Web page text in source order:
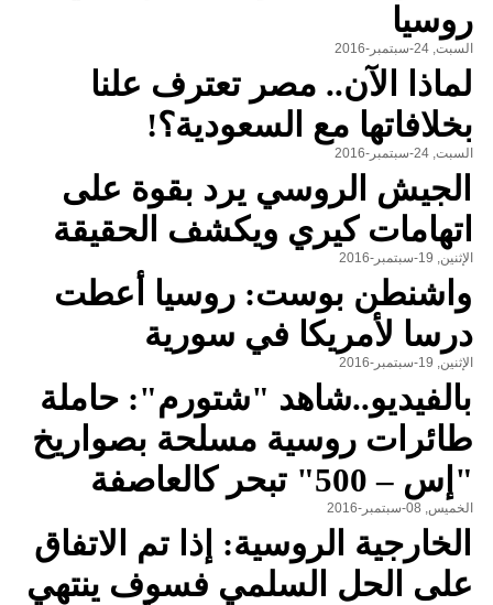
روسيا
السبت, 24-سبتمبر-2016
لماذا الآن.. مصر تعترف علنا
بخلافاتها مع السعودية؟!
السبت, 24-سبتمبر-2016
الجيش الروسي يرد بقوة على
اتهامات كيري ويكشف الحقيقة
الإثنين, 19-سبتمبر-2016
واشنطن بوست: روسيا أعطت
درسا لأمريكا في سورية
الإثنين, 19-سبتمبر-2016
بالفيديو..شاهد "شتورم": حاملة
طائرات روسية مسلحة بصواريخ
"إس – 500" تبحر كالعاصفة
الخميس, 08-سبتمبر-2016
الخارجية الروسية: إذا تم الاتفاق
على الحل السلمي فسوف ينتهي